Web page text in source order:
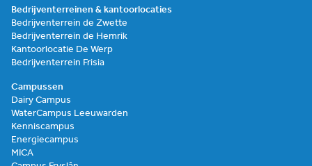
Bedrijventerreinen & kantoorlocaties
Bedrijventerrein de Zwette
Bedrijventerrein de Hemrik
Kantoorlocatie De Werp
Bedrijventerrein Frisia
Campussen
Dairy Campus
WaterCampus Leeuwarden
Kenniscampus
Energiecampus
MICA